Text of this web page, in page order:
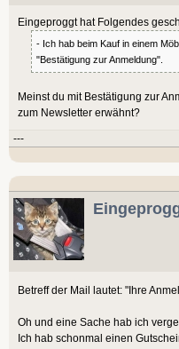
Eingeproggt hat Folgendes
- Ich hab beim Kauf in einem
"Bestätigung zur Anmeldung".
Meinst du mit Bestätigung zur
zum Newsletter erwähnt?
---
Betreff der Mail lautet: "Ihre
Oh und eine Sache hab ich
Ich hab schonmal einen